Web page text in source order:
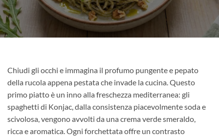
Chiudi gli occhi e immagina il profumo pungente e pepato
della rucola appena pestata che invade la cucina. Questo
primo piatto è un inno alla freschezza mediterranea: gli
spaghetti di Konjac, dalla consistenza piacevolmente soda e
scivolosa, vengono avvolti da una crema verde smeraldo,
ricca e aromatica. Ogni forchettata offre un contrasto